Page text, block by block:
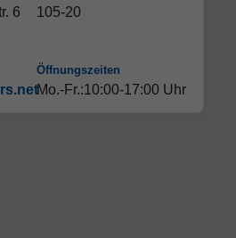
6
105-20
Öffnungszeiten
Mo.-Fr.:10:00-17:00 Uhr